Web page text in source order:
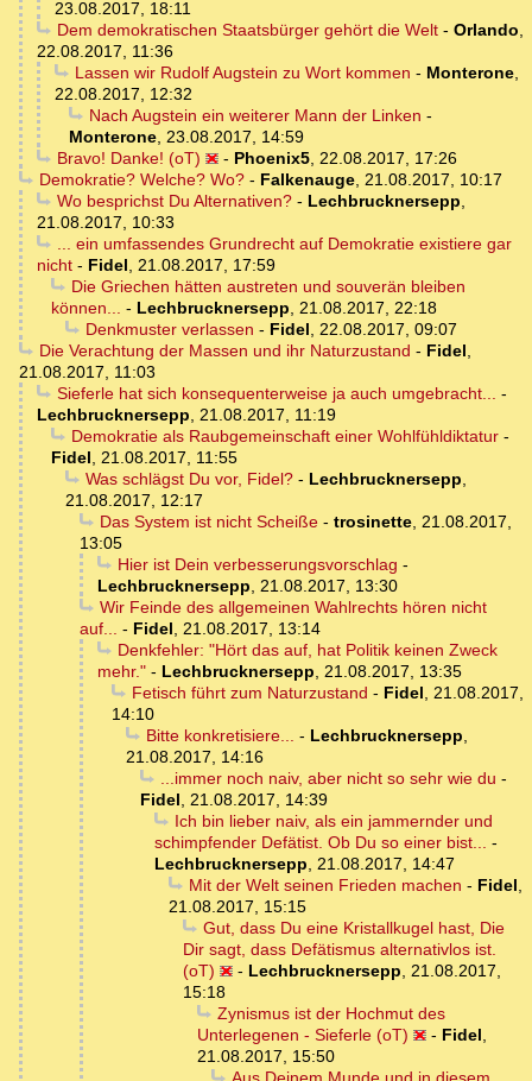
23.08.2017, 18:11
Dem demokratischen Staatsbürger gehört die Welt- Orlando,
22.08.2017, 11:36
Lassen wir Rudolf Augstein zu Wort kommen - Monterone,
22.08.2017, 12:32
Nach Augstein ein weiterer Mann der Linken -
Monterone, 23.08.2017, 14:59
Bravo! Danke! (oT)
- Phoenix5, 22.08.2017, 17:26
Demokratie? Welche? Wo?- Falkenauge, 21.08.2017, 10:17
Wo besprichst Du Alternativen?- Lechbrucknersepp,
21.08.2017, 10:33
... ein umfassendes Grundrecht auf Demokratie existiere gar
nicht - Fidel, 21.08.2017, 17:59
Die Griechen hätten austreten und souverän bleiben
können... - Lechbrucknersepp, 21.08.2017, 22:18
Denkmuster verlassen - Fidel, 22.08.2017, 09:07
Die Verachtung der Massen und ihr Naturzustand - Fidel,
21.08.2017, 11:03
Sieferle hat sich konsequenterweise ja auch umgebracht... -
Lechbrucknersepp, 21.08.2017, 11:19
Demokratie als Raubgemeinschaft einer Wohlfühldiktatur-
Fidel, 21.08.2017, 11:55
Was schlägst Du vor, Fidel?- Lechbrucknersepp,
21.08.2017, 12:17
Das System ist nicht Scheiße- trosinette, 21.08.2017,
13:05
Hier ist Dein verbesserungsvorschlag -
Lechbrucknersepp, 21.08.2017, 13:30
Wir Feinde des allgemeinen Wahlrechts hören nicht
auf... - Fidel, 21.08.2017, 13:14
Denkfehler: "Hört das auf, hat Politik keinen Zweck
mehr." - Lechbrucknersepp, 21.08.2017, 13:35
Fetisch führt zum Naturzustand - Fidel, 21.08.2017,
14:10
Bitte konkretisiere... - Lechbrucknersepp,
21.08.2017, 14:16
...immer noch naiv, aber nicht so sehr wie du -
Fidel, 21.08.2017, 14:39
Ich bin lieber naiv, als ein jammernder und
schimpfender Defätist. Ob Du so einer bist... -
Lechbrucknersepp, 21.08.2017, 14:47
Mit der Welt seinen Frieden machen - Fidel,
21.08.2017, 15:15
Gut, dass Du eine Kristallkugel hast, Die
Dir sagt, dass Defätismus alternativlos ist.
(oT)
- Lechbrucknersepp, 21.08.2017,
15:18
Zynismus ist der Hochmut des
Unterlegenen - Sieferle (oT)
- Fidel,
21.08.2017, 15:50